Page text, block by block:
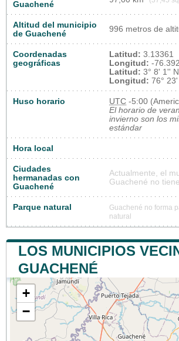
Guachené
Altitud del municipio
de Guachené
996 metros de
Coordenadas
geográficas
Latitud: 3.13361
Longitud: -
Latitud: 3° 8' 1''
Longitud: 76°
Huso horario UTC -5:00
El horario de
invierno son los
estándar
Hora local
Ciudades
hermanadas con
Guachené
Actualmente, el
Guachené no
Parque natural
Guachené no forma
natural
LOS MUNICIPIOS
GUACHENÉ
+
−